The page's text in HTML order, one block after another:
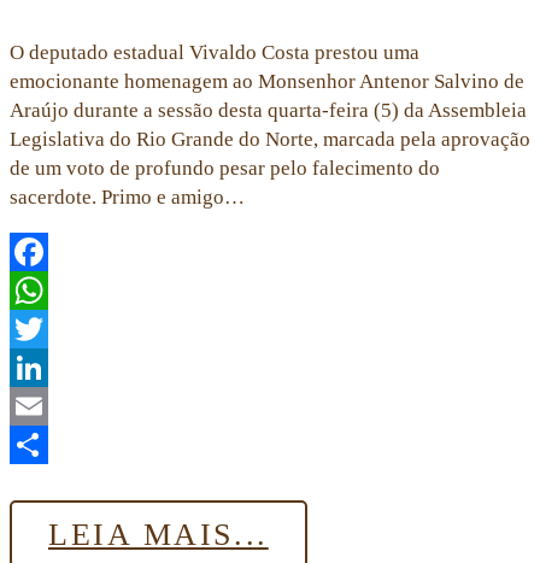
O deputado estadual Vivaldo Costa prestou uma
emocionante homenagem ao Monsenhor Antenor Salvino de
Araújo durante a sessão desta quarta-feira (5) da Assembleia
Legislativa do Rio Grande do Norte, marcada pela aprovação
de um voto de profundo pesar pelo falecimento do
sacerdote. Primo e amigo…
Facebook
WhatsApp
Twitter
LinkedIn
Email
LEIA MAIS...